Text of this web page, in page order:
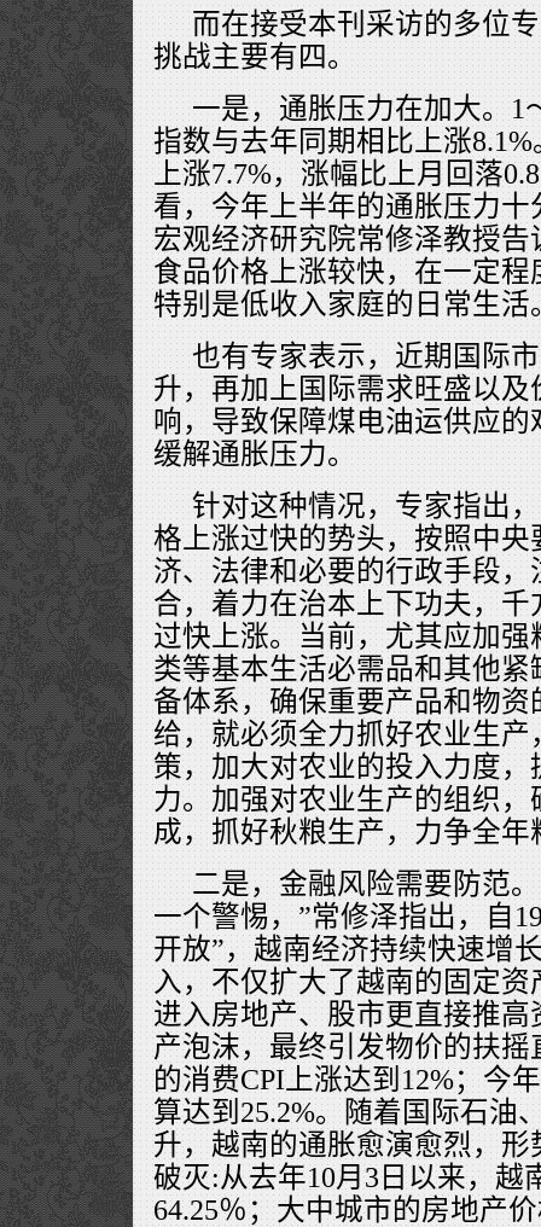
而在接受本刊采访的多位
挑战主要有四。
一是，通胀压力在加大。1
指数与去年同期相比上涨
上涨7.7%，涨幅比上月回落
看，今年上半年的通胀压力十
宏观经济研究院常修泽教授告
食品价格上涨较快，在一定
特别是低收入家庭的日常生活
也有专家表示，近期国际
升，再加上国际需求旺盛以
响，导致保障煤电油运供应
缓解通胀压力。
针对这种情况，专家指出
格上涨过快的势头，按照中
济、法律和必要的行政手段
合，着力在治本上下功夫，
过快上涨。当前，尤其应加
类等基本生活必需品和其他
备体系，确保重要产品和物
给，就必须全力抓好农业生
策，加大对农业的投入力度
力。加强对农业生产的组织
成，抓好秋粮生产，力争全
二是，金融风险需要防范
一个警惕，”常修泽指出，自
开放”，越南经济持续快速增
入，不仅扩大了越南的固定
进入房地产、股市更直接推
产泡沫，最终引发物价的扶
的消费CPI上涨达到12%；今
算达到25.2%。随着国际石油
升，越南的通胀愈演愈烈，
破灭:从去年10月3日以来，越
64.25％；大中城市的房地产